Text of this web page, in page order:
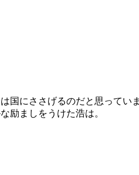
国にささげるのだと思ってい
励ましをうけた浩は。